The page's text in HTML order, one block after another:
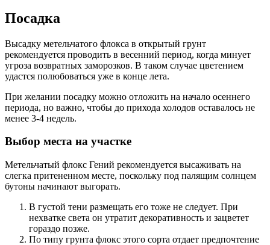
Посадка
Высадку метельчатого флокса в открытый грунт
рекомендуется проводить в весенний период, когда минует
угроза возвратных заморозков. В таком случае цветением
удастся полюбоваться уже в конце лета.
При желании посадку можно отложить на начало осеннего
периода, но важно, чтобы до прихода холодов оставалось не
менее 3-4 недель.
Выбор места на участке
Метельчатый флокс Гений рекомендуется высаживать на
слегка притененном месте, поскольку под палящим солнцем
бутоны начинают выгорать.
В густой тени размещать его тоже не следует. При
нехватке света он утратит декоративность и зацветет
гораздо позже.
По типу грунта флокс этого сорта отдает предпочтение